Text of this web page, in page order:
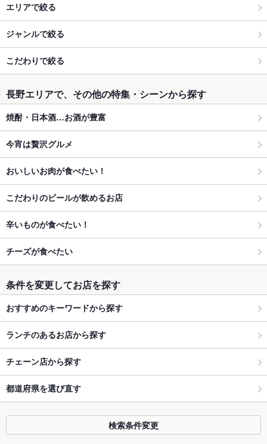
エリアで絞る
ジャンルで絞る
こだわりで絞る
長野エリアで、その他の特集・シーンから探す
焼酎・日本酒…お酒が豊富
今宵は贅沢グルメ
おいしいお肉が食べたい！
こだわりのビールが飲めるお店
辛いものが食べたい！
チーズが食べたい
条件を変更してお店を探す
おすすめのキーワードから探す
ランチのあるお店から探す
チェーン店から探す
都道府県を選び直す
検索条件変更